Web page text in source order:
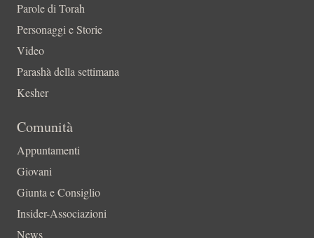
Parole di Torah
Personaggi e Storie
Video
Parashà della settimana
Kesher
Comunità
Appuntamenti
Giovani
Giunta e Consiglio
Insider-Associazioni
News